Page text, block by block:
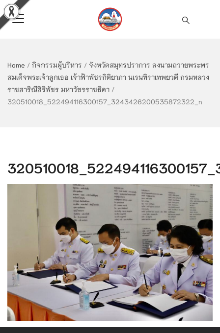
Home / กิจกรรมผู้บริหาร / จังหวัดสมุทรปราการ ลงนามถวายพระพร
สมเด็จพระเจ้าลูกเธอ เจ้าฟ้าพัชรกิติยาภา นเรนทิราเทพยวดี กรมหลวง
ราชสาริณีสิริพัชร มหาวัชรราชธิดา /
320510018_522494116300157_3243426200535872322_n